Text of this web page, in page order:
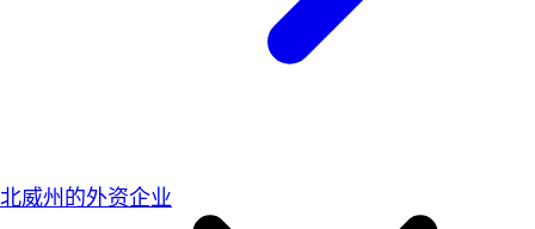
北威州的外资企业